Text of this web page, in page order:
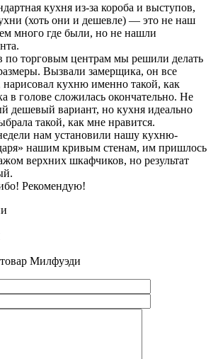
кухня из-за короба и выступов,
(хоть они и дешевле) — это не наш
много где были, но не нашли
по торговым центрам мы решили делать
Вызвали замерщика, он все
нарисовал кухню именно такой, как
в голове сложилась окончательно. Не
дешевый вариант, но кухня идеально
такой, как мне нравится.
нам установили нашу кухню-
нашим кривым стенам, им пришлось
верхних шкафчиков, но результат
Рекомендую!
Милфуэди